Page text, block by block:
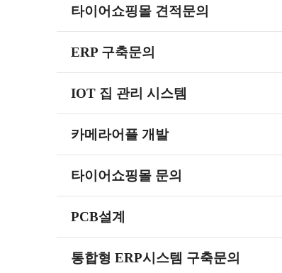
타이어쇼핑몰 견적문의
ERP 구축문의
IOT 집 관리 시스템
카메라어플 개발
타이어쇼핑몰 문의
PCB설계
통합형 ERP시스템 구축문의